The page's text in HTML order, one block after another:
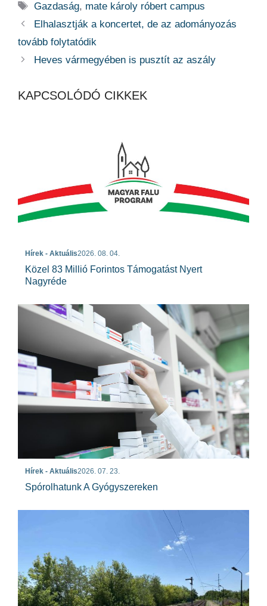
Címkék
Gazdaság, mate károly róbert campus
Elhalasztják a koncertet, de az adományozás
tovább folytatódik
Heves vármegyében is pusztít az aszály
KAPCSOLÓDÓ CIKKEK
Hírek - Aktuális2026. 08. 04.
Közel 83 Millió Forintos Támogatást Nyert
Nagyréde
Hírek - Aktuális2026. 07. 23.
Spórolhatunk A Gyógyszereken